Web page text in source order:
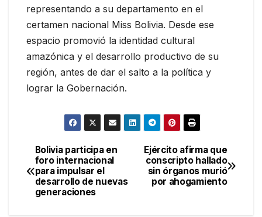
representando a su departamento en el
certamen nacional Miss Bolivia. Desde ese
espacio promovió la identidad cultural
amazónica y el desarrollo productivo de su
región, antes de dar el salto a la política y
lograr la Gobernación.
Navegación
de
entradas
Ejército afirma que
conscripto hallado
sin órganos murió
por ahogamiento
Bolivia participa en
foro internacional
para impulsar el
desarrollo de nuevas
generaciones